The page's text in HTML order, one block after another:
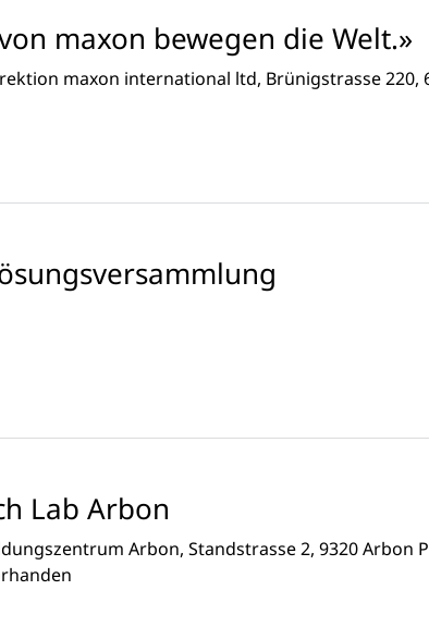
maxon bewegen die Welt.»
maxon international ltd, Brünigstrasse 220,
Lab Arbon
Arbon, Standstrasse 2, 9320 Arbon